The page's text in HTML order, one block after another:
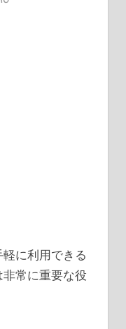
に利用できる
常に重要な役